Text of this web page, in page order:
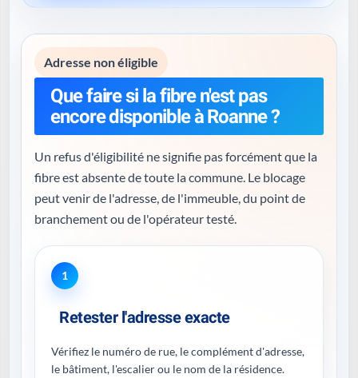
Adresse non éligible
Que faire si la fibre n'est pas
encore disponible à Roanne ?
Un refus d'éligibilité ne signifie pas forcément que la
fibre est absente de toute la commune. Le blocage
peut venir de l'adresse, de l'immeuble, du point de
branchement ou de l'opérateur testé.
1
Retester l'adresse exacte
Vérifiez le numéro de rue, le complément d'adresse,
le bâtiment, l'escalier ou le nom de la résidence.